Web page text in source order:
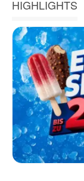
HIGHLIGHTS